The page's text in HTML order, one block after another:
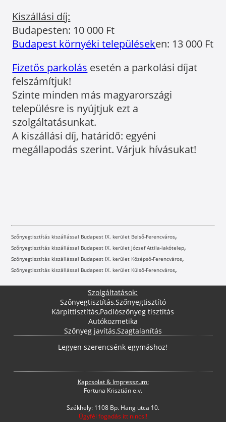
Kiszállási díj:
Budapesten: 10 000 Ft
Budapest környéki településeken: 13 000 Ft
Fizetős parkolás esetén a parkolási díjat
felszámítjuk!
Szinte minden más magyarországi
településre is nyújtjuk ezt a
szolgáltatásunkat.
A kiszállási díj, határidő: egyéni
megállapodás szerint. Várjuk hívásukat!
Szőnyegtisztítás kiszállással Budapest IX. kerület Belső-Ferencváros,
Szőnyegtisztítás kiszállással Budapest IX. kerület József Attila-lakótelep,
Szőnyegtisztítás kiszállással Budapest IX. kerület Középső-Ferencváros,
Szőnyegtisztítás kiszállással Budapest IX. kerület Külső-Ferencváros,
Szolgáltatások:
Szőnyegtisztítás,Szőnyegtisztító
Kárpittisztítás,Padlószőnyeg tisztítás
Autókozmetika
Szőnyeg javítás,Szagtalanítás
Legyen szerencsénk egymáshoz!
Kapcsolat & Impresszum:
Fortuna Krisztián e.v.
Székhely: 1108 Bp. Hang utca 10.
Ügyfél fogadás itt nincs!!